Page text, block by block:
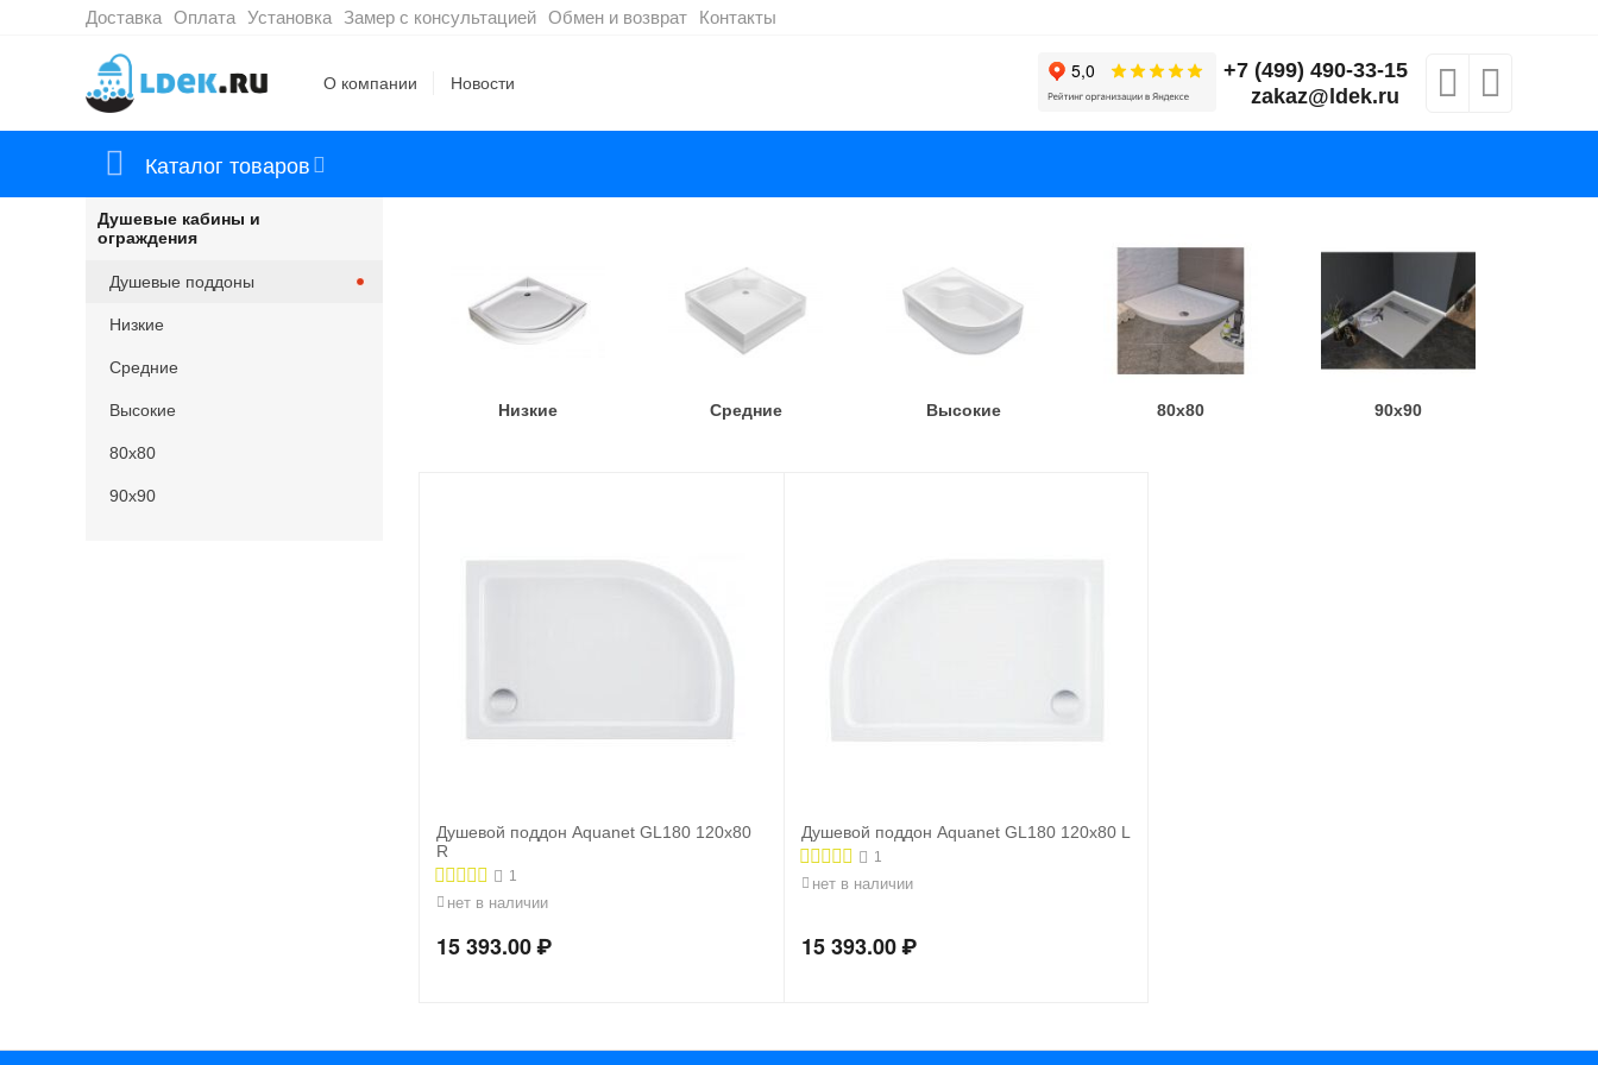
Доставка Оплата Установка Замер с консультацией Обмен и возврат Контакты
О компании Новости
+7 (499) 490-33-15
zakaz@ldek.ru
Каталог товаров
Низкие Средние Высокие 80x80 90x90
Душевой поддон Aquanet GL180 120x80
R
1
нет в наличии
15 393.00₽
Душевой поддон Aquanet GL180 120x80 L
1
нет в наличии
15 393.00₽
Душевые кабины и
ограждения
Душевые поддоны
Низкие
Средние
Высокие
80x80
90x90